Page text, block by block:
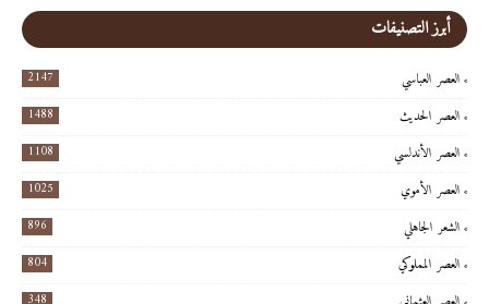
أبرز التصنيفات
العصر العباسي 2147
العصر الحديث 1488
العصر الأندلسي 1108
العصر الأموي 1025
الشعر الجاهلي 896
العصر المملوكي 804